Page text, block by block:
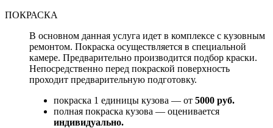
ПОКРАСКА
В основном данная услуга идет в комплексе с кузовным
ремонтом. Покраска осуществляется в специальной
камере. Предварительно производится подбор краски.
Непосредственно перед покраской поверхность
проходит предварительную подготовку.
покраска 1 единицы кузова — от 5000 руб.
полная покраска кузова — оценивается
индивидуально.